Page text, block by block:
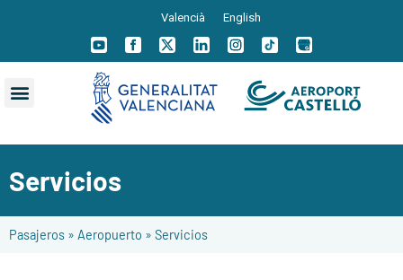
Valencià English
Servicios
Pasajeros » Aeropuerto » Servicios